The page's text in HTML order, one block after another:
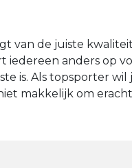
van de juiste
iedereen anders op
is. Als topsporter
makkelijk om